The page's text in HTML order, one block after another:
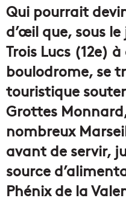
Qui pourrait
d’œil que, sous
Trois Lucs (12e)
boulodrome, se
touristique
Grottes
nombreux
avant de servir,
source
Phénix de la